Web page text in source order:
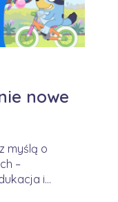
nowe
myślą o
–
i